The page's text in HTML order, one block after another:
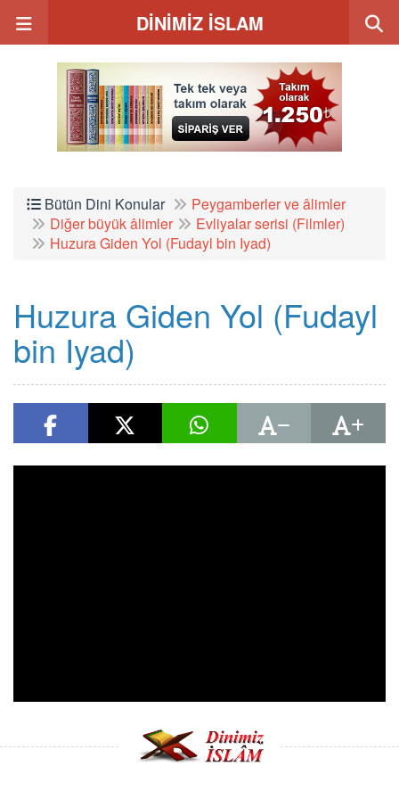
DİNİMİZ İSLAM
Bütün Dini Konular
Peygamberler ve âlimler
Diğer büyük âlimler
Evliyalar serisi (Filmler)
Huzura Giden Yol (Fudayl bin Iyad)
Huzura Giden Yol (Fudayl
bin Iyad)